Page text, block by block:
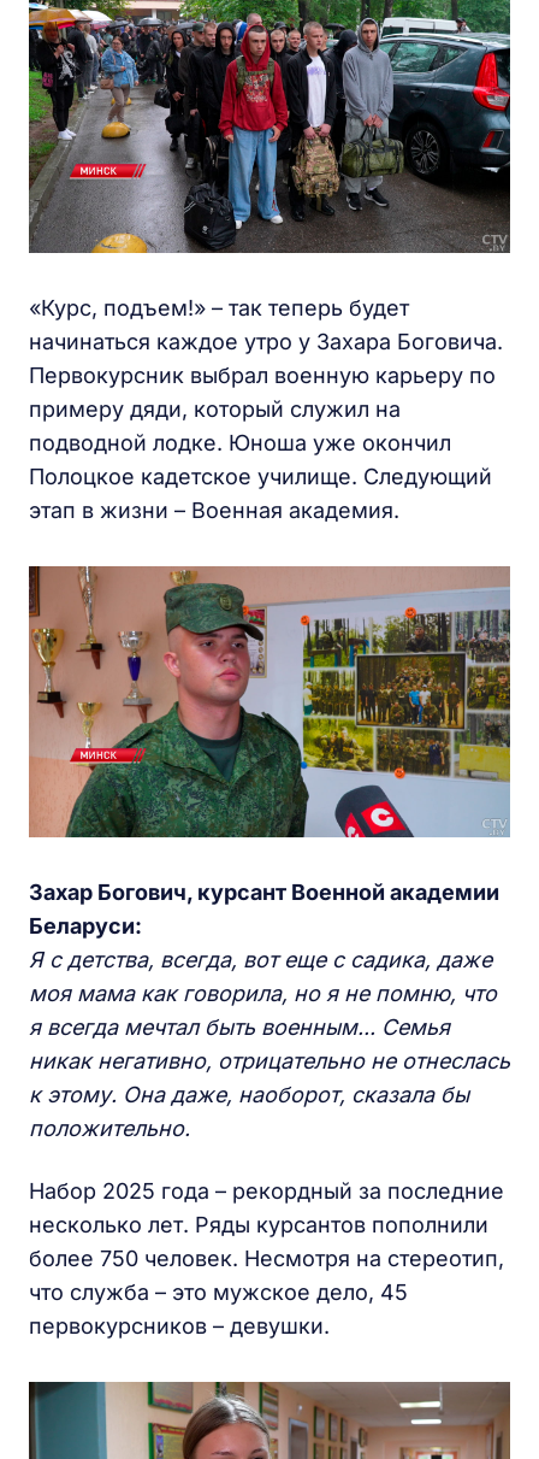
«Курс, подъем!» – так теперь будет
начинаться каждое утро у Захара Боговича.
Первокурсник выбрал военную карьеру по
примеру дяди, который служил на
подводной лодке. Юноша уже окончил
Полоцкое кадетское училище. Следующий
этап в жизни – Военная академия.
Захар Богович, курсант Военной академии
Беларуси:
Я с детства, всегда, вот еще с садика, даже
моя мама как говорила, но я не помню, что
я всегда мечтал быть военным... Семья
никак негативно, отрицательно не отнеслась
к этому. Она даже, наоборот, сказала бы
положительно.
Набор 2025 года – рекордный за последние
несколько лет. Ряды курсантов пополнили
более 750 человек. Несмотря на стереотип,
что служба – это мужское дело, 45
первокурсников – девушки.